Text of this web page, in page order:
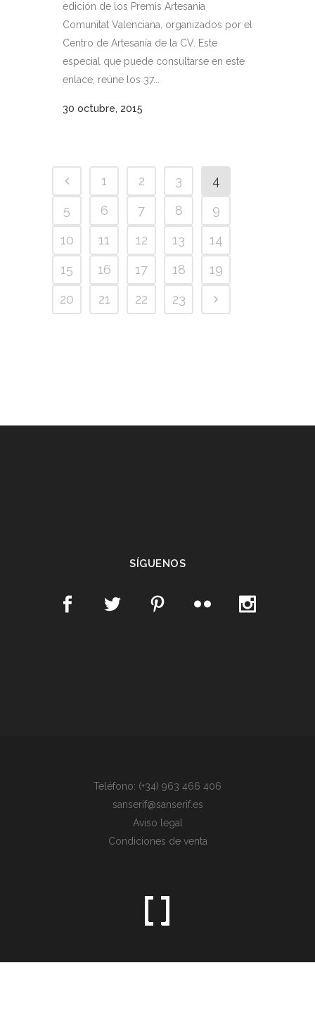
edición de los Premis Artesania
Comunitat Valenciana, organizados por el
Centro de Artesanía de la CV. Este
especial que puede consultarse en este
enlace, reúne los 37...
30 octubre, 2015
1 2 3
4
5
6 7 8
9
10
11 12 13
14
15
16 17 18
19
20
21 22 23
SÍGUENOS
Teléfono: (+34) 963 466 406
sanserif@sanserif.es
Aviso legal
Condiciones de venta